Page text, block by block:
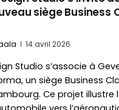
siège Business
14 avril 2026
Studio s’associe à
un siège Business
Ce projet illustre